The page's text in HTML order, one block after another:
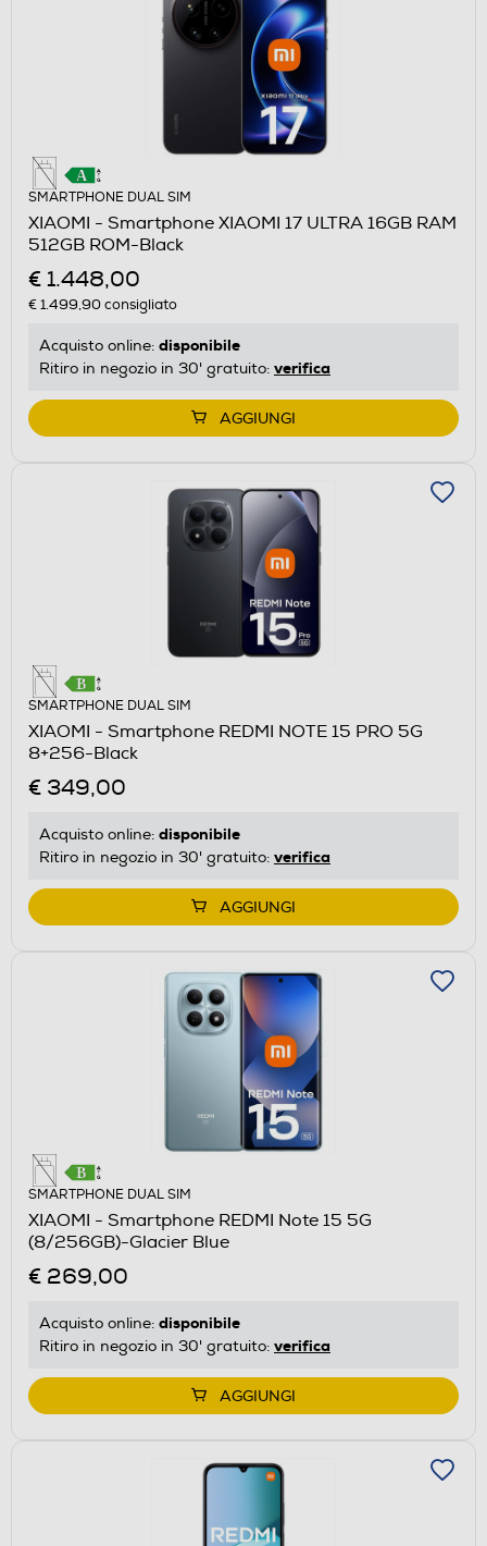
SMARTPHONE DUAL SIM
XIAOMI - Smartphone XIAOMI 17 ULTRA 16GB RAM
512GB ROM-Black
€ 1.448,00
€ 1.499,90consigliato
Acquisto online: disponibile
Ritiro in negozio in 30' gratuito: verifica
AGGIUNGI
SMARTPHONE DUAL SIM
XIAOMI - Smartphone REDMI NOTE 15 PRO 5G
8+256-Black
€ 349,00
Acquisto online: disponibile
Ritiro in negozio in 30' gratuito: verifica
AGGIUNGI
SMARTPHONE DUAL SIM
XIAOMI - Smartphone REDMI Note 15 5G
(8/256GB)-Glacier Blue
€ 269,00
Acquisto online: disponibile
Ritiro in negozio in 30' gratuito: verifica
AGGIUNGI